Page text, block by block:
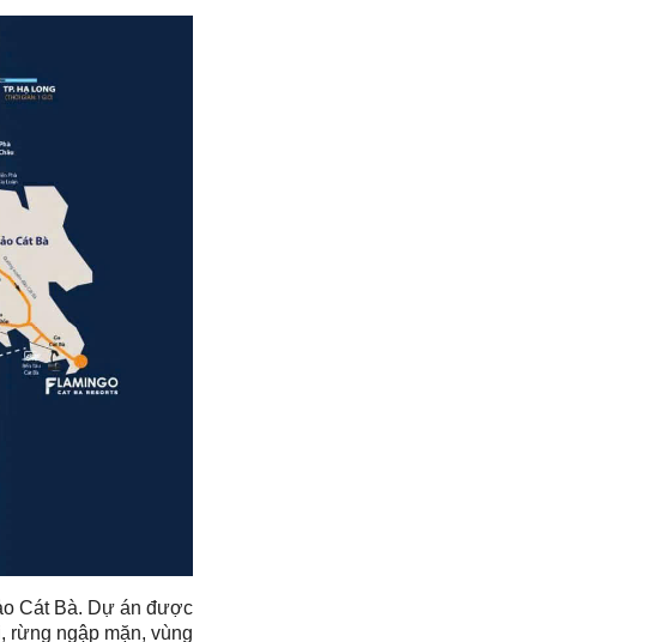
Cát Bà. Dự án được
rừng ngập mặn, vùng